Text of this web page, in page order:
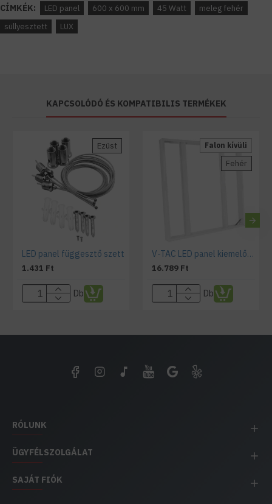
CÍMKÉK: LED panel 600 x 600 mm 45 Watt
meleg fehér
süllyesztett
LUX
KAPCSOLÓDÓ ÉS KOMPATIBILIS TERMÉKEK
Ezüst
LED panel függesztő szett
1.431 Ft
Db
Falon kívüli
Fehér
V-TAC LED panel kiemelő keret 600x600x55 mm fehér
16.789 Ft
Db
RÓLUNK
ÜGYFÉLSZOLGÁLAT
SAJÁT FIÓK